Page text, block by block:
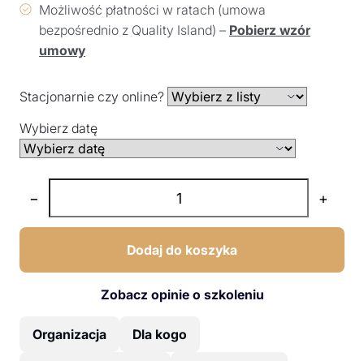
Możliwość płatności w ratach (umowa
bezpośrednio z Quality Island) – Pobierz wzór
umowy
Stacjonarnie czy online?
Wybierz datę
− +
Dodaj do koszyka
Zobacz opinie o szkoleniu
Organizacja Dla kogo